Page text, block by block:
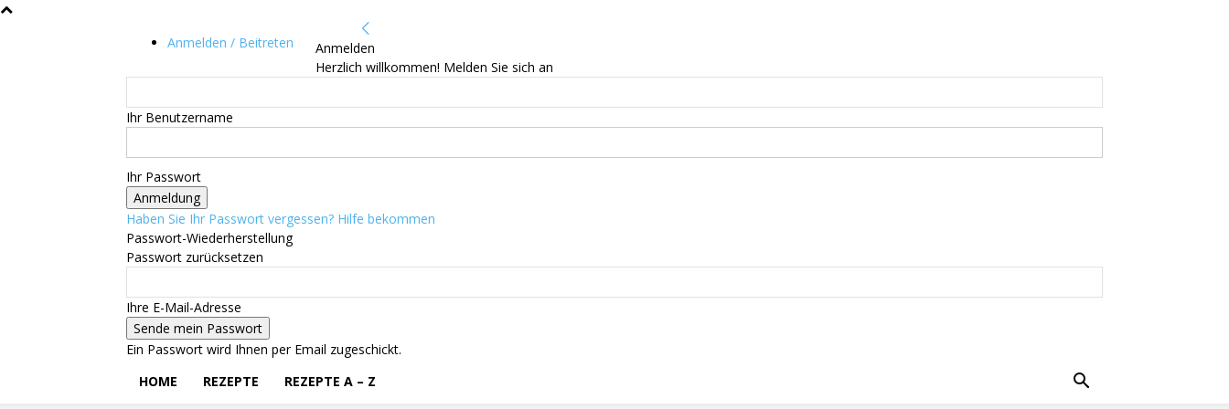
Anmelden / Beitreten
Anmelden
Herzlich willkommen! Melden Sie sich an
Ihr Benutzername
Ihr Passwort
Haben Sie Ihr Passwort vergessen? Hilfe bekommen
Passwort-Wiederherstellung
Passwort zurücksetzen
Ihre E-Mail-Adresse
Ein Passwort wird Ihnen per Email zugeschickt.
HOME
REZEPTE REZEPTE A – Z